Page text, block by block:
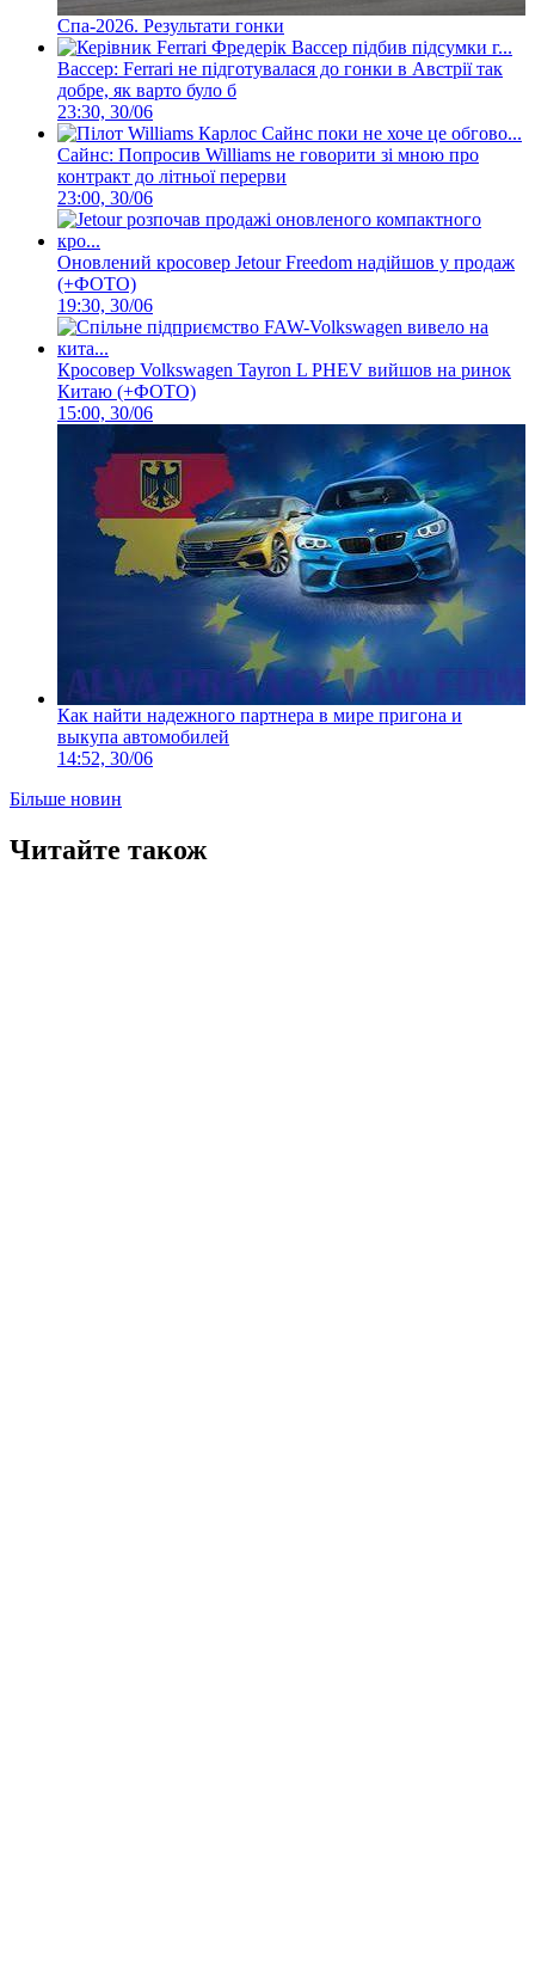
Спа-2026. Результати гонки
Вассер: Ferrari не підготувалася до гонки в Австрії так
добре, як варто було б
23:30, 30/06
Сайнс: Попросив Williams не говорити зі мною про
контракт до літньої перерви
23:00, 30/06
Оновлений кросовер Jetour Freedom надійшов у продаж
(+ФОТО)
19:30, 30/06
Кросовер Volkswagen Tayron L PHEV вийшов на ринок
Китаю (+ФОТО)
15:00, 30/06
Как найти надежного партнера в мире пригона и
выкупа автомобилей
14:52, 30/06
Більше новин
Читайте також